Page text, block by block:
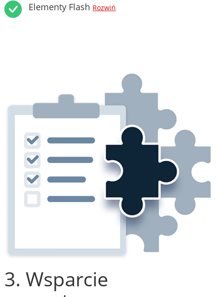
Elementy Flash Rozwiń
3. Wsparcie